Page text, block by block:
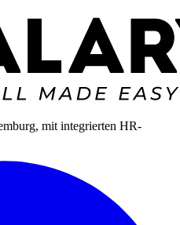
mit integrierten HR-